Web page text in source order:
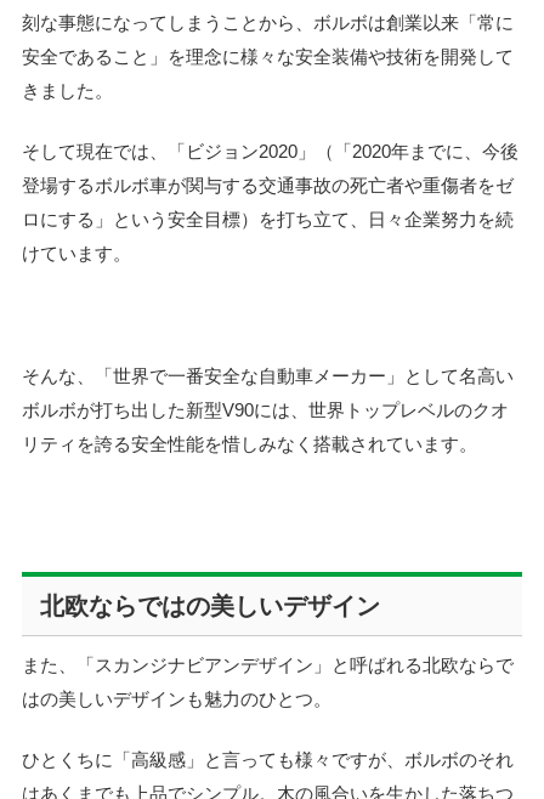
刻な事態になってしまうことから、ボルボは創業以来「常に
安全であること」を理念に様々な安全装備や技術を開発して
きました。
そして現在では、「ビジョン2020」（「2020年までに、今後
登場するボルボ車が関与する交通事故の死亡者や重傷者をゼ
ロにする」という安全目標）を打ち立て、日々企業努力を続
けています。
そんな、「世界で一番安全な自動車メーカー」として名高い
ボルボが打ち出した新型V90には、世界トップレベルのクオ
リティを誇る安全性能を惜しみなく搭載されています。
北欧ならではの美しいデザイン
また、「スカンジナビアンデザイン」と呼ばれる北欧ならで
はの美しいデザインも魅力のひとつ。
ひとくちに「高級感」と言っても様々ですが、ボルボのそれ
はあくまでも上品でシンプル。木の風合いを生かした落ちつ